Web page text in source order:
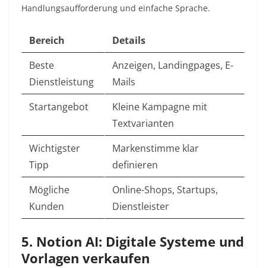
Handlungsaufforderung und einfache Sprache.
Bereich
Details
Beste
Dienstleistung
Anzeigen, Landingpages, E-
Mails
Startangebot
Kleine Kampagne mit
Textvarianten
Wichtigster
Tipp
Markenstimme klar
definieren
Mögliche
Kunden
Online-Shops, Startups,
Dienstleister
5. Notion AI: Digitale Systeme und
Vorlagen verkaufen